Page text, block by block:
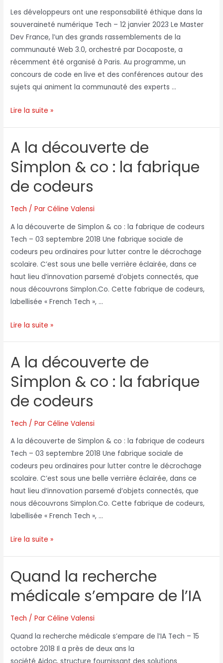
Les développeurs ont une responsabilité éthique dans la
souveraineté numérique Tech – 12 janvier 2023 Le Master
Dev France, l’un des grands rassemblements de la
communauté Web 3.0, orchestré par Docaposte, a
récemment été organisé à Paris. Au programme, un
concours de code en live et des conférences autour des
sujets qui animent la communauté des experts …
Lire la suite »
A la découverte de
Simplon & co : la fabrique
de codeurs
Tech / ParCéline Valensi
A la découverte de Simplon & co : la fabrique de codeurs
Tech – 03 septembre 2018 Une fabrique sociale de
codeurs peu ordinaires pour lutter contre le décrochage
scolaire. C’est sous une belle verrière éclairée, dans ce
haut lieu d’innovation parsemé d’objets connectés, que
nous découvrons Simplon.Co. Cette fabrique de codeurs,
labellisée « French Tech », …
Lire la suite »
A la découverte de
Simplon & co : la fabrique
de codeurs
Tech / ParCéline Valensi
A la découverte de Simplon & co : la fabrique de codeurs
Tech – 03 septembre 2018 Une fabrique sociale de
codeurs peu ordinaires pour lutter contre le décrochage
scolaire. C’est sous une belle verrière éclairée, dans ce
haut lieu d’innovation parsemé d’objets connectés, que
nous découvrons Simplon.Co. Cette fabrique de codeurs,
labellisée « French Tech », …
Lire la suite »
Quand la recherche
médicale s’empare de l’IA
Tech / ParCéline Valensi
Quand la recherche médicale s’empare de l’IA Tech – 15
octobre 2018 Il a près de deux ans la